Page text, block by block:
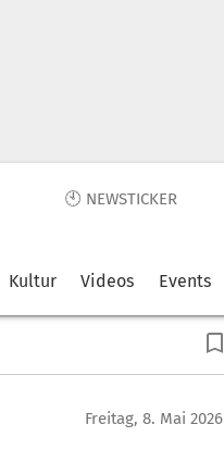
🕙 NEWSTICKER
Kultur Videos Events
Freitag, 8. Mai 2026